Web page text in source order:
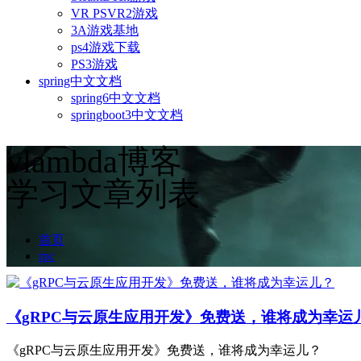
VR PSVR2游戏
3A游戏基地
ps4游戏下载
PS3游戏
spring中文文档
spring6中文文档
springboot3中文文档
vlambda博客
学习文章列表
首页
rpc
《gRPC与云原生应用开发》免费送，谁将成为幸运
《gRPC与云原生应用开发》免费送，谁将成为幸运儿？